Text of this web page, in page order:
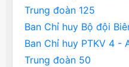
Trung đoàn 125
Ban Chỉ huy Bộ đội
Ban Chỉ huy PTKV 4 -
Trung đoàn 50